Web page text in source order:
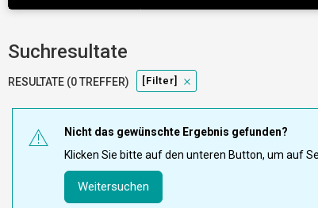
Suchresultate
RESULTATE (0 TREFFER) [filter]
Nicht das gewünschte Ergebnis gefunden?
Klicken Sie bitte auf den unteren Button, um auf
Weitersuchen